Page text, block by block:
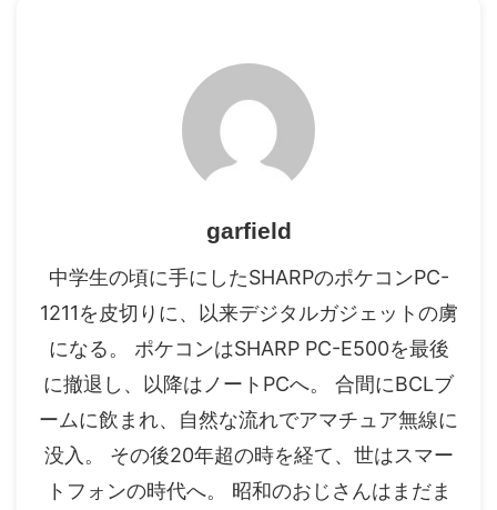
garfield
中学生の頃に手にしたSHARPのポケコンPC-
1211を皮切りに、以来デジタルガジェットの虜
になる。 ポケコンはSHARP PC-E500を最後
に撤退し、以降はノートPCへ。 合間にBCLブ
ームに飲まれ、自然な流れでアマチュア無線に
没入。 その後20年超の時を経て、世はスマー
トフォンの時代へ。 昭和のおじさんはまだま